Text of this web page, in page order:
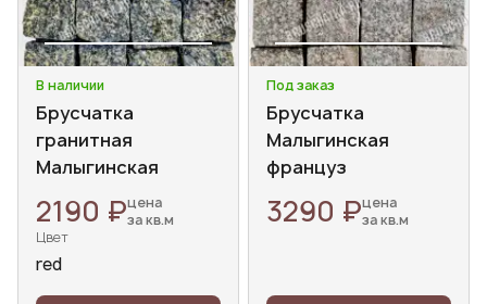
В наличии
Брусчатка
гранитная
Малыгинская
2190 ₽цена
за кв.м
Цвет
red
Под заказ
Брусчатка
Малыгинская
француз
3290 ₽цена
за кв.м